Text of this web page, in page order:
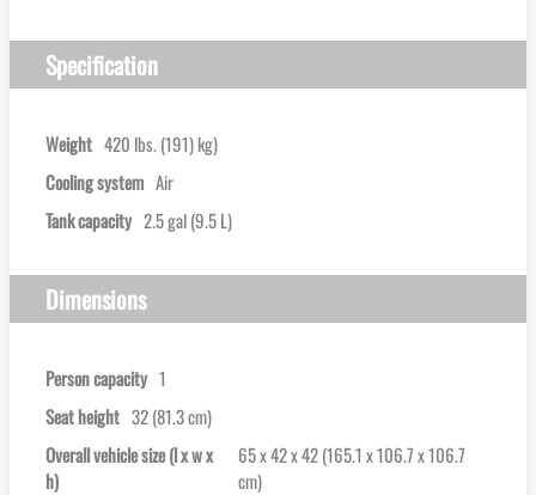
Specification
Weight 420 lbs. (191) kg)
Cooling system Air
Tank capacity 2.5 gal (9.5 L)
Dimensions
Person capacity 1
Seat height 32 (81.3 cm)
Overall vehicle size (l x w x
h)
65 x 42 x 42 (165.1 x 106.7 x 106.7
cm)